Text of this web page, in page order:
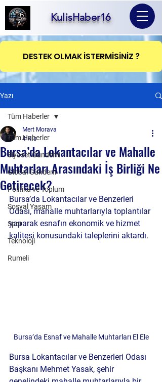
KulisHaber16
DESTEK OLMAK İSTERMİSİNİZ ?
Yazı
Tüm Haberler
Siyaset Gündemi
Global Gündem
Politika ve Toplum
Sosyal Yaşam
Spor
Teknoloji
Rumeli
Tüm Haberler
Bursa’da Lokantacılar ve Mahalle
Muhtarları Arasındaki İş Birliği Ne
Getirecek?
Mert Morava
4 Nis
Bursa’da Lokantacılar ve Benzerleri
Odası, mahalle muhtarlarıyla toplantılar
yaparak esnafın ekonomik ve hizmet
kalitesi konusundaki taleplerini aktardı.
Bursa’da Esnaf ve Mahalle Muhtarları El Ele
Bursa Lokantacılar ve Benzerleri Odası
Başkanı Mehmet Yasak, şehir